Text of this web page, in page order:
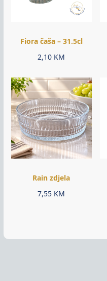
Fiora čaša – 31.5cl
2,10 KM
Rain zdjela
7,55 KM